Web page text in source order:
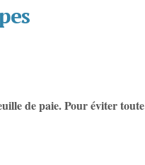
de paie. Pour éviter toute